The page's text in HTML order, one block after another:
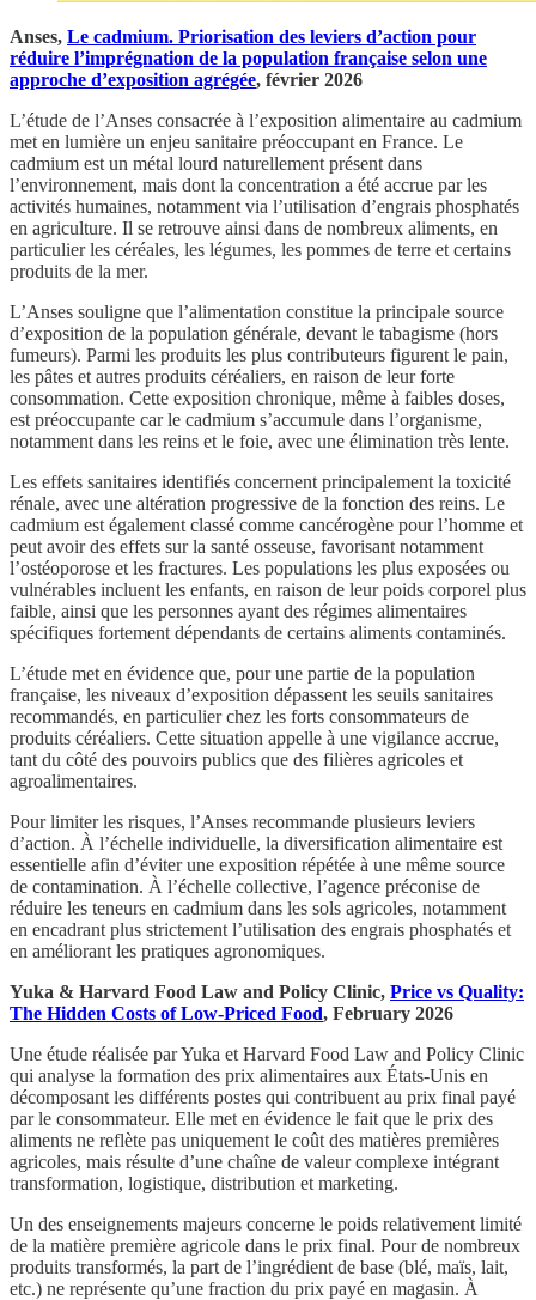
Anses, Le cadmium. Priorisation des leviers d’action pour
réduire l’imprégnation de la population française selon une
approche d’exposition agrégée, février 2026
L’étude de l’Anses consacrée à l’exposition alimentaire au cadmium
met en lumière un enjeu sanitaire préoccupant en France. Le
cadmium est un métal lourd naturellement présent dans
l’environnement, mais dont la concentration a été accrue par les
activités humaines, notamment via l’utilisation d’engrais phosphatés
en agriculture. Il se retrouve ainsi dans de nombreux aliments, en
particulier les céréales, les légumes, les pommes de terre et certains
produits de la mer.
L’Anses souligne que l’alimentation constitue la principale source
d’exposition de la population générale, devant le tabagisme (hors
fumeurs). Parmi les produits les plus contributeurs figurent le pain,
les pâtes et autres produits céréaliers, en raison de leur forte
consommation. Cette exposition chronique, même à faibles doses,
est préoccupante car le cadmium s’accumule dans l’organisme,
notamment dans les reins et le foie, avec une élimination très lente.
Les effets sanitaires identifiés concernent principalement la toxicité
rénale, avec une altération progressive de la fonction des reins. Le
cadmium est également classé comme cancérogène pour l’homme et
peut avoir des effets sur la santé osseuse, favorisant notamment
l’ostéoporose et les fractures. Les populations les plus exposées ou
vulnérables incluent les enfants, en raison de leur poids corporel plus
faible, ainsi que les personnes ayant des régimes alimentaires
spécifiques fortement dépendants de certains aliments contaminés.
L’étude met en évidence que, pour une partie de la population
française, les niveaux d’exposition dépassent les seuils sanitaires
recommandés, en particulier chez les forts consommateurs de
produits céréaliers. Cette situation appelle à une vigilance accrue,
tant du côté des pouvoirs publics que des filières agricoles et
agroalimentaires.
Pour limiter les risques, l’Anses recommande plusieurs leviers
d’action. À l’échelle individuelle, la diversification alimentaire est
essentielle afin d’éviter une exposition répétée à une même source
de contamination. À l’échelle collective, l’agence préconise de
réduire les teneurs en cadmium dans les sols agricoles, notamment
en encadrant plus strictement l’utilisation des engrais phosphatés et
en améliorant les pratiques agronomiques.
Yuka & Harvard Food Law and Policy Clinic, Price vs Quality:
The Hidden Costs of Low-Priced Food, February 2026
Une étude réalisée par Yuka et Harvard Food Law and Policy Clinic
qui analyse la formation des prix alimentaires aux États-Unis en
décomposant les différents postes qui contribuent au prix final payé
par le consommateur. Elle met en évidence le fait que le prix des
aliments ne reflète pas uniquement le coût des matières premières
agricoles, mais résulte d’une chaîne de valeur complexe intégrant
transformation, logistique, distribution et marketing.
Un des enseignements majeurs concerne le poids relativement limité
de la matière première agricole dans le prix final. Pour de nombreux
produits transformés, la part de l’ingrédient de base (blé, maïs, lait,
etc.) ne représente qu’une fraction du prix payé en magasin. À